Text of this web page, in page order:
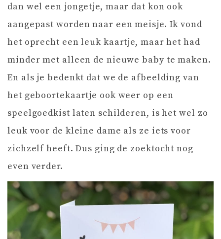
dan wel een jongetje, maar dat kon ook
aangepast worden naar een meisje. Ik vond
het oprecht een leuk kaartje, maar het had
minder met alleen de nieuwe baby te maken.
En als je bedenkt dat we de afbeelding van
het geboortekaartje ook weer op een
speelgoedkist laten schilderen, is het wel zo
leuk voor de kleine dame als ze iets voor
zichzelf heeft. Dus ging de zoektocht nog
even verder.